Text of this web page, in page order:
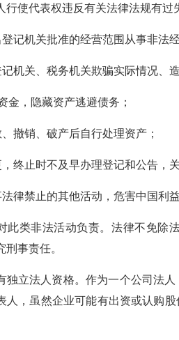
行使代表权违反有关法律法规有过
记机关批准的经营范围从事非法
机关、税务机关欺骗实际情况、造
金，隐藏资产逃避债务；
撤销、破产后自行处理资产；
终止时不及早办理登记和公告，
律禁止的其他活动，危害中国利
此类非法活动负责。法律不免除
刑事责任。
独立法人资格。作为一个公司法
人，虽然企业可能有出资或认购